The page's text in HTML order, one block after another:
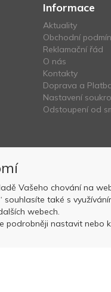
Informace
Aktuality
Obchodní
Reklamační řád
O nás
Kontakty
Doprava a
Nastavení
Odstoupení od
s.r.o. 2022, powered
Vašeho chování na
souhlasíte také s
webech.
podrobněji nastavit nebo